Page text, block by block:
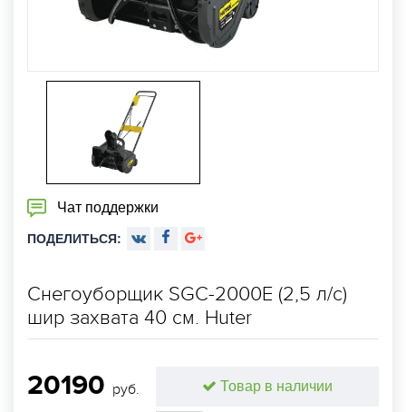
Чат поддержки
ПОДЕЛИТЬСЯ:
Снегоуборщик SGC-2000E (2,5 л/с)
шир захвата 40 см. Huter
20190 руб. Товар в наличии